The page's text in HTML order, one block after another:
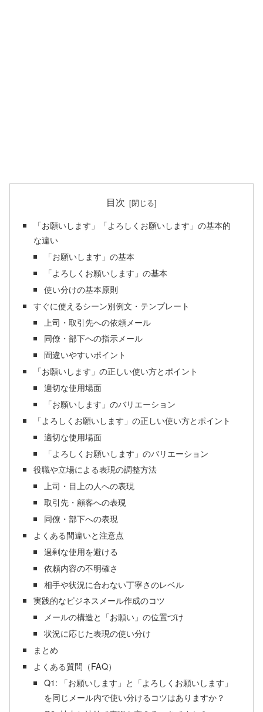
目次
「お願いします」「よろしくお願いします」の基本的
な違い
「お願いします」の基本
「よろしくお願いします」の基本
使い分けの基本原則
すぐに使えるシーン別例文・テンプレート
上司・取引先への依頼メール
同僚・部下への指示メール
間違いやすいポイント
「お願いします」の正しい使い方とポイント
適切な使用場面
「お願いします」のバリエーション
「よろしくお願いします」の正しい使い方とポイント
適切な使用場面
「よろしくお願いします」のバリエーション
役職や立場による表現の調整方法
上司・目上の人への表現
取引先・顧客への表現
同僚・部下への表現
よくある間違いと注意点
過剰な使用を避ける
依頼内容の不明確さ
相手や状況に合わない丁寧さのレベル
実践的なビジネスメール作成のコツ
メールの構造と「お願い」の位置づけ
状況に応じた表現の使い分け
まとめ
よくある質問（FAQ）
Q1: 「お願いします」と「よろしくお願いします」
を同じメール内で使い分けるコツはありますか？